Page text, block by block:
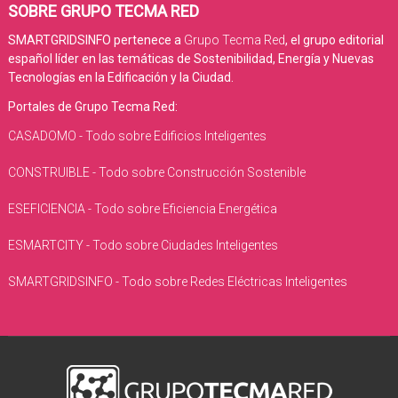
SOBRE GRUPO TECMA RED
SMARTGRIDSINFO pertenece a Grupo Tecma Red, el grupo editorial
español líder en las temáticas de Sostenibilidad, Energía y Nuevas
Tecnologías en la Edificación y la Ciudad.
Portales de Grupo Tecma Red:
CASADOMO - Todo sobre Edificios Inteligentes
CONSTRUIBLE - Todo sobre Construcción Sostenible
ESEFICIENCIA - Todo sobre Eficiencia Energética
ESMARTCITY - Todo sobre Ciudades Inteligentes
SMARTGRIDSINFO - Todo sobre Redes Eléctricas Inteligentes